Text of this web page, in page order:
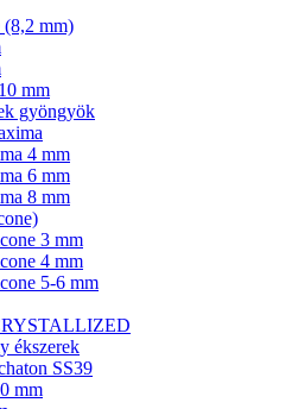
(8,2 mm)
mm
gyöngyök
4 mm
6 mm
8 mm
3 mm
4 mm
5-6 mm
ékszerek
SS39
mm